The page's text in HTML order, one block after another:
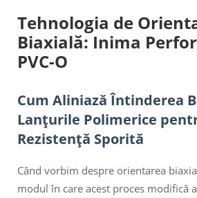
Tehnologia de
Biaxială: Inima
PVC-O
Cum Aliniază Întinderea
Lanțurile Polimerice
Rezistență Sporită
Când vorbim despre orientarea
modul în care acest proces modifică